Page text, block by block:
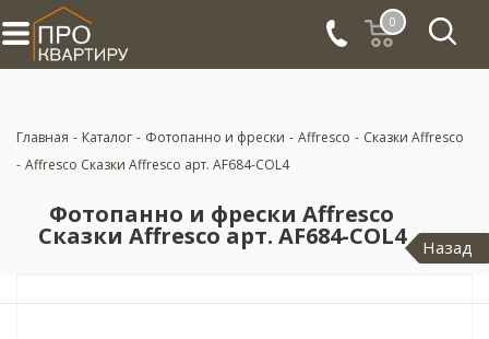
0
Главная - Каталог - Фотопанно и фрески - Affresco - Сказки Affresco
- Affresco Сказки Affresco арт. AF684-COL4
Фотопанно и фрески Affresco
Сказки Affresco арт. AF684-COL4 Назад